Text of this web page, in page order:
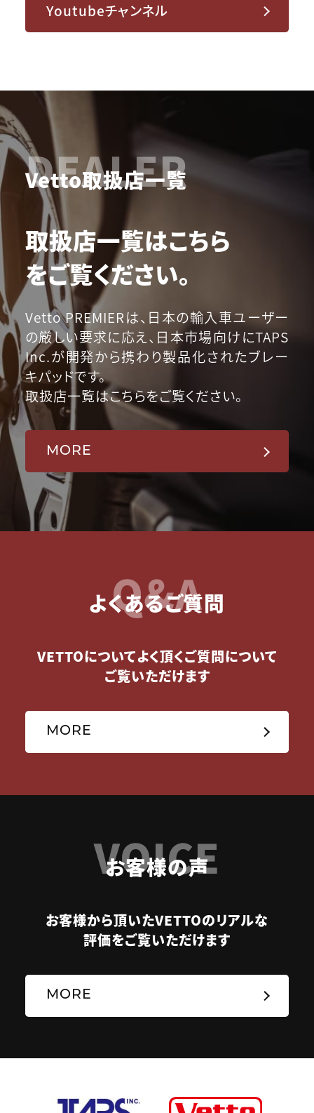
Youtubeチャンネル
DEALER
Vetto取扱店一覧
取扱店一覧はこちら
をご覧ください。
Vetto PREMIERは、日本の輸入車ユーザー
の厳しい要求に応え、日本市場向けにTAPS
Inc.が開発から携わり製品化されたブレー
キパッドです。
取扱店一覧はこちらをご覧ください。
MORE
Q&A
よくあるご質問
VETTOについてよく頂くご質問について
ご覧いただけます
MORE
VOICE
お客様の声
お客様から頂いたVETTOのリアルな
評価をご覧いただけます
MORE